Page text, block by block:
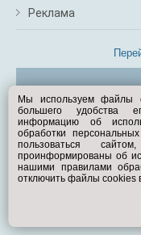
Реклама
©
Мы используем файлы
большего удобства
информацию об
обработки
пользоваться
проинформированы об
нашими правилами
отключить файлы cookies